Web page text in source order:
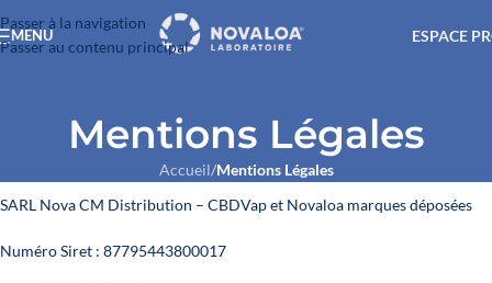
Passer à la navigation
Passer au contenu principal
MENU ESPACE
Mentions Légales
Accueil/Mentions Légales
SARL Nova CM Distribution – CBDVap et Novaloa marques déposées
Numéro Siret : 87795443800017